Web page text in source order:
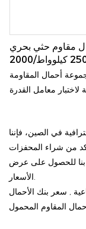
مقاوم حثي بحري
بقدرة 2500 كيلوواط/2000
كيلو فار
أحمال المقاومة
لاختبار معامل القدرة
في الصين، فإننا
من شراء المحفزات
بنا للحصول على عرض
الأسعار.
, سعر بنك الأحمال
المقاوم المحمول